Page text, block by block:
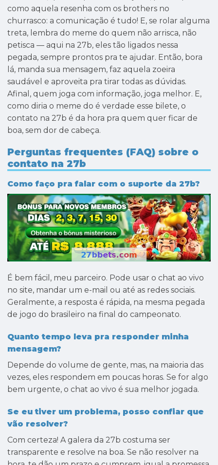
como aquela resenha com os brothers no
churrasco: a comunicação é tudo! E, se rolar alguma
treta, lembra do meme do quem não arrisca, não
petisca — aqui na 27b, eles tão ligados nessa
pegada, sempre prontos pra te ajudar. Então, bora
lá, manda sua mensagem, faz aquela zoeira
saudável e aproveita pra tirar todas as dúvidas.
Afinal, quem joga com informação, joga melhor. E,
como diria o meme do é verdade esse bilete, o
contato na 27b é da hora pra quem quer ficar de
boa, sem dor de cabeça.
Perguntas frequentes (FAQ) sobre o
contato na 27b
Como faço pra falar com o suporte da 27b?
É bem fácil, meu parceiro. Pode usar o chat ao vivo
no site, mandar um e-mail ou até as redes sociais.
Geralmente, a resposta é rápida, na mesma pegada
de jogo do brasileiro na final do campeonato.
Quanto tempo leva pra responder minha
mensagem?
Depende do volume de gente, mas, na maioria das
vezes, eles respondem em poucas horas. Se for algo
bem urgente, o chat ao vivo é sua melhor jogada.
Se eu tiver um problema, posso confiar que
vão resolver?
Com certeza! A galera da 27b costuma ser
transparente e resolve na boa. Se não resolver na